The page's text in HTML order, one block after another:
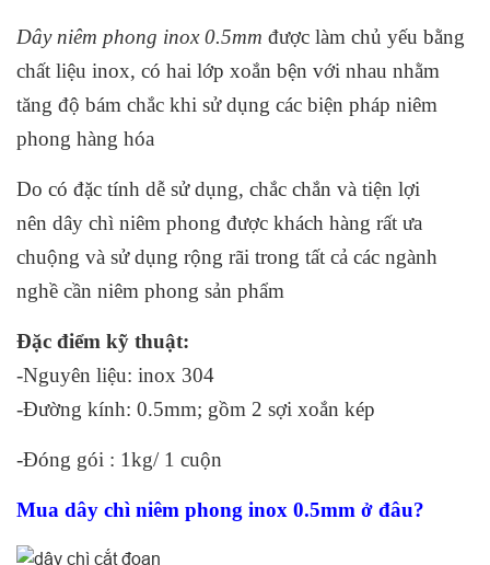
Dây niêm phong inox 0.5mm được làm chủ yếu bằng
chất liệu inox, có hai lớp xoắn bện với nhau nhằm
tăng độ bám chắc khi sử dụng các biện pháp niêm
phong hàng hóa
Do có đặc tính dễ sử dụng, chắc chắn và tiện lợi
nên dây chì niêm phong được khách hàng rất ưa
chuộng và sử dụng rộng rãi trong tất cả các ngành
nghề cần niêm phong sản phẩm
Đặc điểm kỹ thuật:
-Nguyên liệu: inox 304
-Đường kính: 0.5mm; gồm 2 sợi xoắn kép
-Đóng gói : 1kg/ 1 cuộn
Mua dây chì niêm phong inox 0.5mm ở đâu?